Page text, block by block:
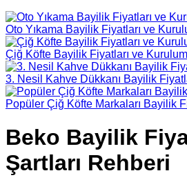
Oto Yıkama Bayilik Fiyatları ve
Çiğ Köfte Bayilik Fiyatları ve
3. Nesil Kahve Dükkanı Bayilik
Popüler Çiğ Köfte Markaları Bayilik
Beko Bayilik
Şartları Rehberi